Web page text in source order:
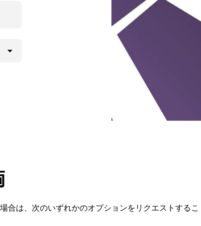
合は、次のいずれかのオプションをリクエストするこ